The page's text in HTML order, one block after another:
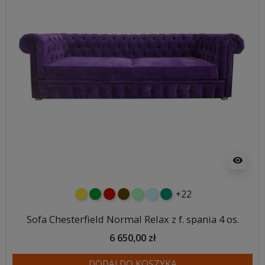
visibility
żółtyzielonyczerwony
czekoladowy
miętowybłękitny
turkusowy
+22
Sofa Chesterfield Normal Relax z f. spania 4 os.
6 650,00 zł